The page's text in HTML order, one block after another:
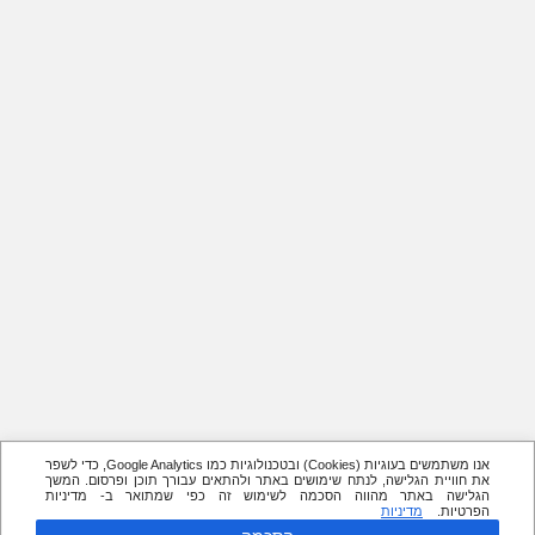
אנו משתמשים בעוגיות (Cookies) ובטכנולוגיות כמו Google Analytics, כדי לשפר
את חוויית הגלישה, לנתח שימושים באתר ולהתאים עבורך תוכן ופרסום. המשך
הגלישה באתר מהווה הסכמה לשימוש זה כפי שמתואר ב- מדיניות
הפרטיות.
מדיניות